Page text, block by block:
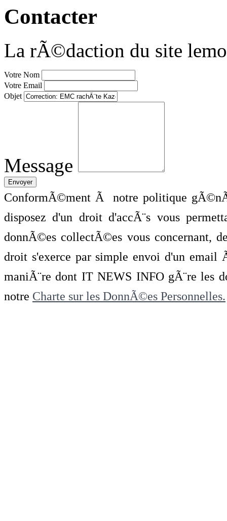
Contacter
La rÃ©daction du site
Votre Nom
Votre Email
Objet
Message
ConformÃ©ment Ã notre politique
disposez d'un droit d'accÃ¨s vous
donnÃ©es collectÃ©es vous concernant,
droit s'exerce par simple envoi d'un
maniÃ¨re dont IT NEWS INFO gÃ¨re les
notre Charte sur les DonnÃ©es Personnelles.